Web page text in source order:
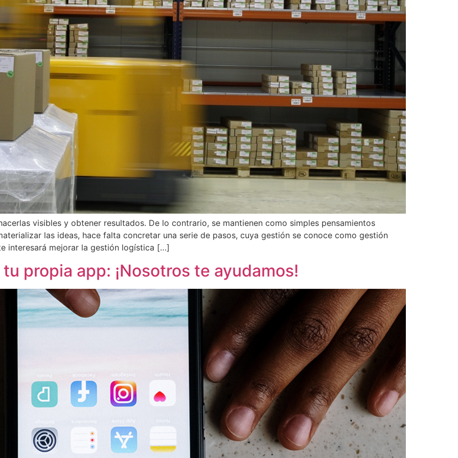
visibles y obtener resultados. De lo contrario, se mantienen como simples pensamientos
las ideas, hace falta concretar una serie de pasos, cuya gestión se conoce como gestión
interesará mejorar la gestión logística […]
propia app: ¡Nosotros te ayudamos!